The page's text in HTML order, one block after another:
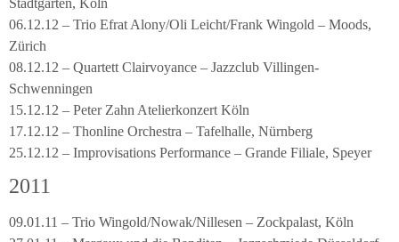
Stadtgarten, Köln
06.12.12 – Trio Efrat Alony/Oli Leicht/Frank Wingold – Moods,
Zürich
08.12.12 – Quartett Clairvoyance – Jazzclub Villingen-
Schwenningen
15.12.12 – Peter Zahn Atelierkonzert Köln
17.12.12 – Thonline Orchestra – Tafelhalle, Nürnberg
25.12.12 – Improvisations Performance – Grande Filiale, Speyer
2011
09.01.11 – Trio Wingold/Nowak/Nillesen – Zockpalast, Köln